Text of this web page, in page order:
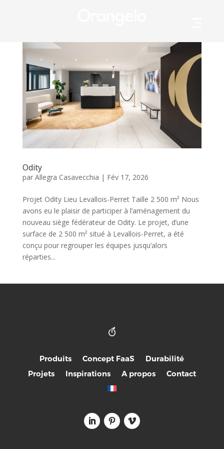
Odity
par Allegra Casavecchia | Fév 17, 2026
Projet Odity Lieu Levallois-Perret Taille 2 500 m² Nous
avons eu le plaisir de participer à l’aménagement du
nouveau siège fédérateur de Odity. Le projet, d’une
surface de 2 500 m² situé à Levallois-Perret, a été
conçu pour regrouper les équipes jusqu’alors
réparties...
Produits Concept FaaS
Durabilité
Projets
Inspirations A propos Contact